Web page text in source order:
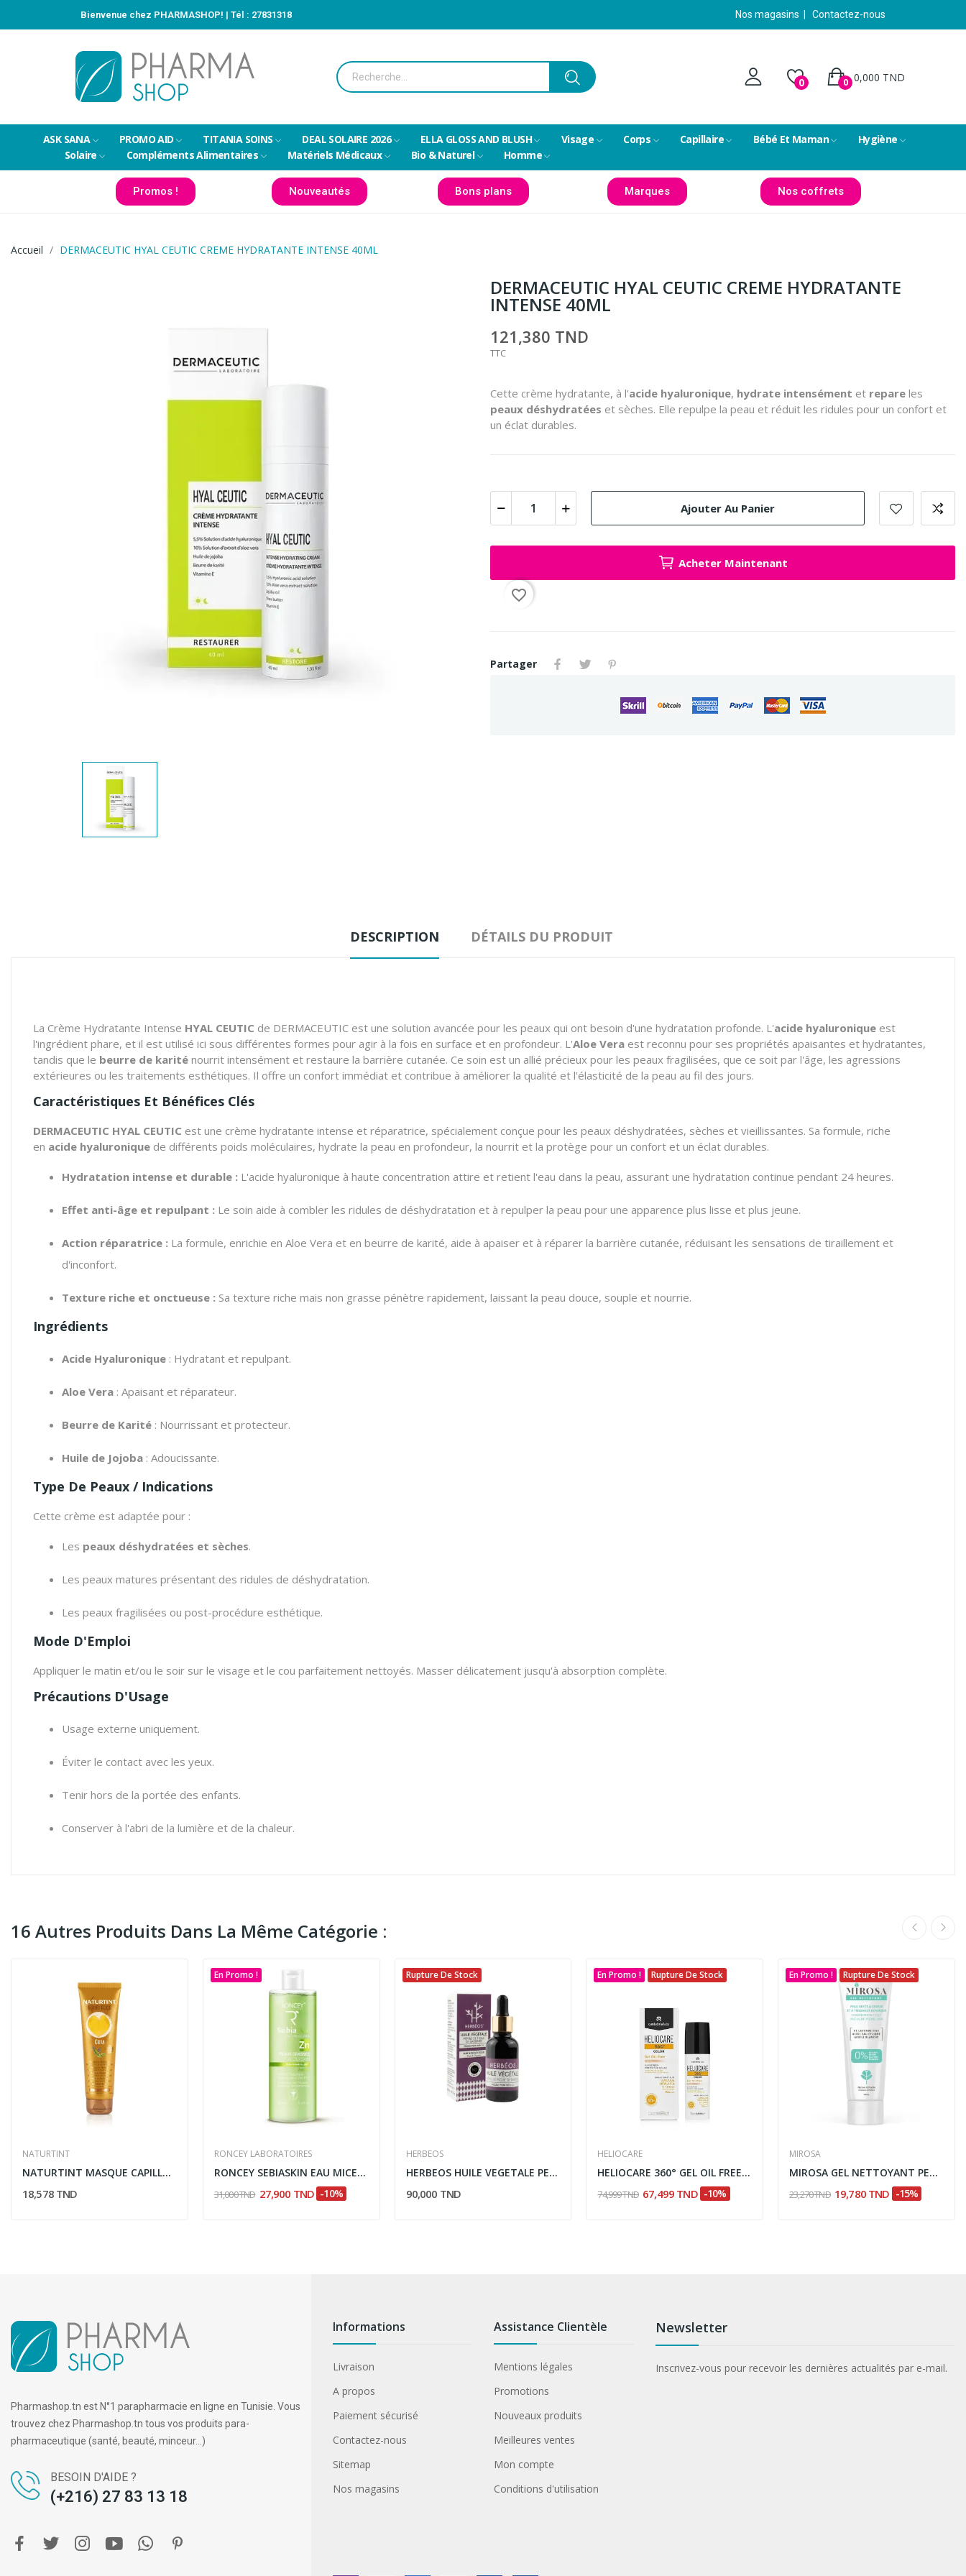
Bienvenue chez PHARMASHOP! | Tél : 27831318 Nos magasins Contactez-nous
0 0,000 TND
0
ASK SANA PROMO AID TITANIA SOINS DEAL SOLAIRE 2026 ELLA GLOSS AND BLUSH Visage Corps Capillaire Bébé Et Maman
Hygiène
Solaire
Compléments Alimentaires Matériels Médicaux Bio & Naturel Homme
Promos ! Nouveautés Bons plans Marques Nos coffrets
Accueil DERMACEUTIC HYAL CEUTIC CREME HYDRATANTE INTENSE 40ML
DERMACEUTIC HYAL CEUTIC CREME HYDRATANTE
INTENSE 40ML
121,380 TND
TTC
Cette crème hydratante, à l'acide hyaluronique, hydrate intensément et repare les
peaux déshydratées et sèches. Elle repulpe la peau et réduit les ridules pour un confort et
un éclat durables.
Ajouter Au Panier
Acheter Maintenant
favorite_border
Partager
DESCRIPTION DÉTAILS DU PRODUIT
La Crème Hydratante Intense HYAL CEUTIC de DERMACEUTIC est une solution avancée pour les peaux qui ont besoin d'une hydratation profonde. L'acide hyaluronique est
l'ingrédient phare, et il est utilisé ici sous différentes formes pour agir à la fois en surface et en profondeur. L'Aloe Vera est reconnu pour ses propriétés apaisantes et hydratantes,
tandis que le beurre de karité nourrit intensément et restaure la barrière cutanée. Ce soin est un allié précieux pour les peaux fragilisées, que ce soit par l'âge, les agressions
extérieures ou les traitements esthétiques. Il offre un confort immédiat et contribue à améliorer la qualité et l'élasticité de la peau au fil des jours.
Caractéristiques Et Bénéfices Clés
DERMACEUTIC HYAL CEUTIC est une crème hydratante intense et réparatrice, spécialement conçue pour les peaux déshydratées, sèches et vieillissantes. Sa formule, riche
en acide hyaluronique de différents poids moléculaires, hydrate la peau en profondeur, la nourrit et la protège pour un confort et un éclat durables.
Hydratation intense et durable : L'acide hyaluronique à haute concentration attire et retient l'eau dans la peau, assurant une hydratation continue pendant 24 heures.
Effet anti-âge et repulpant : Le soin aide à combler les ridules de déshydratation et à repulper la peau pour une apparence plus lisse et plus jeune.
Action réparatrice : La formule, enrichie en Aloe Vera et en beurre de karité, aide à apaiser et à réparer la barrière cutanée, réduisant les sensations de tiraillement et
d'inconfort.
Texture riche et onctueuse : Sa texture riche mais non grasse pénètre rapidement, laissant la peau douce, souple et nourrie.
Ingrédients
Acide Hyaluronique : Hydratant et repulpant.
Aloe Vera : Apaisant et réparateur.
Beurre de Karité : Nourrissant et protecteur.
Huile de Jojoba : Adoucissante.
Type De Peaux / Indications
Cette crème est adaptée pour :
Les peaux déshydratées et sèches.
Les peaux matures présentant des ridules de déshydratation.
Les peaux fragilisées ou post-procédure esthétique.
Mode D'Emploi
Appliquer le matin et/ou le soir sur le visage et le cou parfaitement nettoyés. Masser délicatement jusqu'à absorption complète.
Précautions D'Usage
Usage externe uniquement.
Éviter le contact avec les yeux.
Tenir hors de la portée des enfants.
Conserver à l'abri de la lumière et de la chaleur.
16 Autres Produits Dans La Même Catégorie :
NATURTINT
NATURTINT MASQUE CAPILLAIRE AU CHIA 150 ML
18,578 TND
En Promo !
RONCEY LABORATOIRES
RONCEY SEBIASKIN EAU MICELLAIRE PEAU GRASSE 250ML
31,000 TND 27,900 TND -10%
Rupture De Stock
HERBEOS
HERBEOS HUILE VEGETALE PEPINS DE FIGUE DE...
90,000 TND
En Promo ! Rupture De Stock
HELIOCARE
HELIOCARE 360° GEL OIL FREE SPF50+ PEARL 50ML
74,999 TND 67,499 TND -10%
En Promo ! Rupture De Stock
MIROSA
MIROSA GEL NETTOYANT PEAU MIXTE A GRASSE 200ML
23,270 TND 19,780 TND -15%
Pharmashop.tn est N°1 parapharmacie en ligne en Tunisie. Vous
trouvez chez Pharmashop.tn tous vos produits para-
pharmaceutique (santé, beauté, minceur...)
BESOIN D'AIDE ?
(+216) 27 83 13 18
Informations
Livraison
A propos
Paiement sécurisé
Contactez-nous
Sitemap
Nos magasins
Assistance Clientèle
Mentions légales
Promotions
Nouveaux produits
Meilleures ventes
Mon compte
Conditions d'utilisation
Newsletter
Inscrivez-vous pour recevoir les dernières actualités par e-mail.